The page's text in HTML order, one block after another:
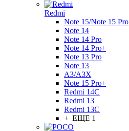
Redmi
Note 15/Note 15 Pro
Note 14
Note 14 Pro
Note 14 Pro+
Note 13 Pro
Note 13
A3/A3X
Note 15 Pro+
Redmi 14C
Redmi 13
Redmi 13C
+ ЕЩЕ 1